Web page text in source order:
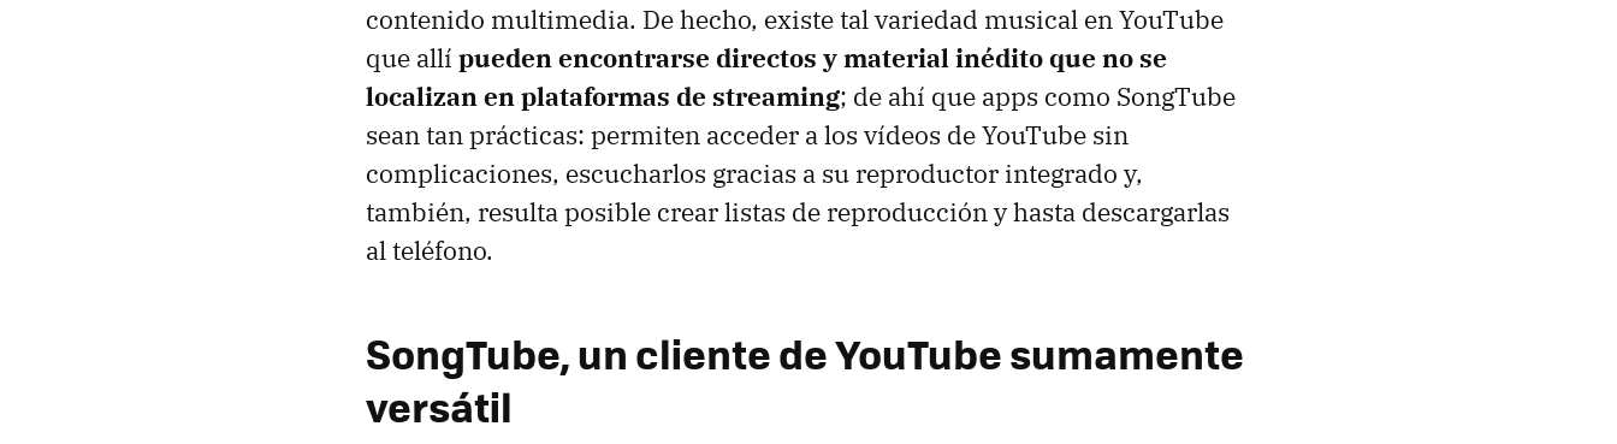
contenido multimedia. De hecho, existe tal variedad musical en YouTube
que allí pueden encontrarse directos y material inédito que no se
localizan en plataformas de streaming; de ahí que apps como SongTube
sean tan prácticas: permiten acceder a los vídeos de YouTube sin
complicaciones, escucharlos gracias a su reproductor integrado y,
también, resulta posible crear listas de reproducción y hasta descargarlas
al teléfono.
SongTube, un cliente de YouTube sumamente
versátil